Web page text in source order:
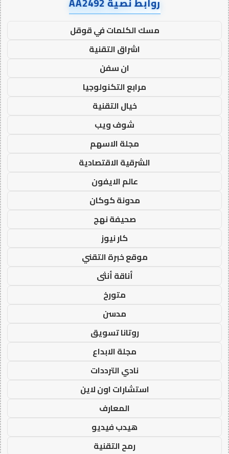
مسك الكلمات في قوقل
اشراق التقنية
ان سفن
مرابع التكنولوجيا
خيال التقنية
شوف ويب
مجلة الاسهم
الشرقية الاقتصادية
عالم الايفون
مدونة كوكان
صحيفة نهج
كار نيوز
موقع خبرة التقني
أناقة أنثى
متورخ
مدسن
روتانا تسويق
مجلة الابداع
نادي الترددات
استشارات اون لاين
المعارف
هيدب فيديو
رمح التقنية